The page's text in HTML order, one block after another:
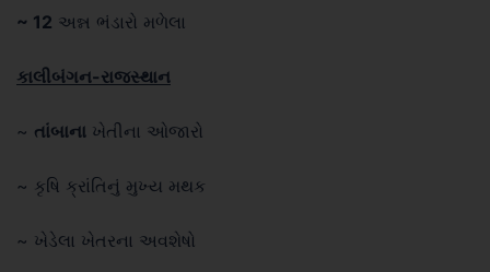
~ 12 અન્ન ભંડારો મળેલા
કાલીબંગન-રાજસ્થાન
~ તાંબાના ખેતીના ઓજારો
~ કૃષિ ક્રાંતિનું મુખ્ય મથક
~ ખેડેલા ખેતરના અવશેષો